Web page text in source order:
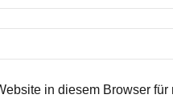
in diesem Browser